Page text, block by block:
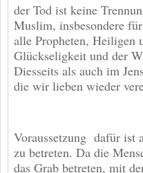
der Tod ist keine
Muslim, insbesondere
alle Propheten, Heiligen
Glückseligkeit und der
Diesseits als auch im
die wir lieben wieder
Voraussetzung dafür ist
zu betreten. Da die
das Grab betreten, mit